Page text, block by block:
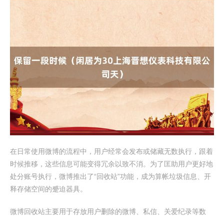
在日常使用微博的流程中，用户经常会发布或储藏无数执行，跟着
时候推移，这些信息可能变得冗余以致不消。为了匡助用户更好地
处分账号执行，微博推出了“回收站”功能，成为算帐垃圾信息、开
释存储空间的蹙迫器具。
微博回收站主要用于存放用户删除的微博、私信、关爱纪录等数